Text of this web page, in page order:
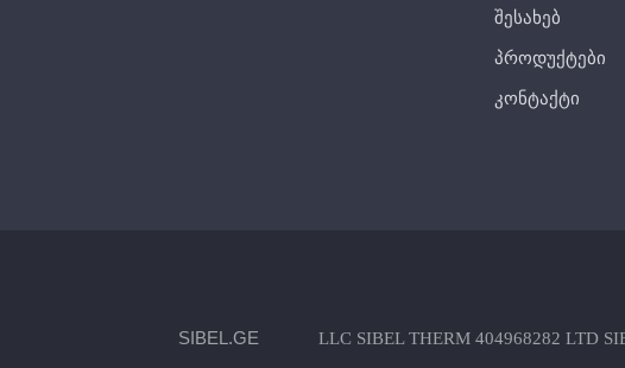
შესახებ
პროდუქტები
კონტაქტი
SIBEL.GE LLC SIBEL THERM 404968282 LTD